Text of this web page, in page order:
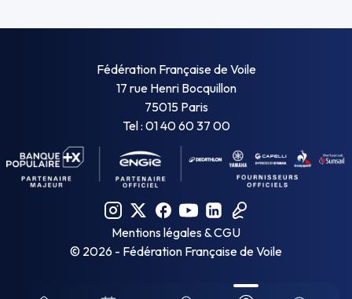
Fédération Française de Voile
17 rue Henri Bocquillon
75015 Paris
Tel : 01 40 60 37 00
Mentions légales & CGU
© 2026 - Fédération Française de Voile